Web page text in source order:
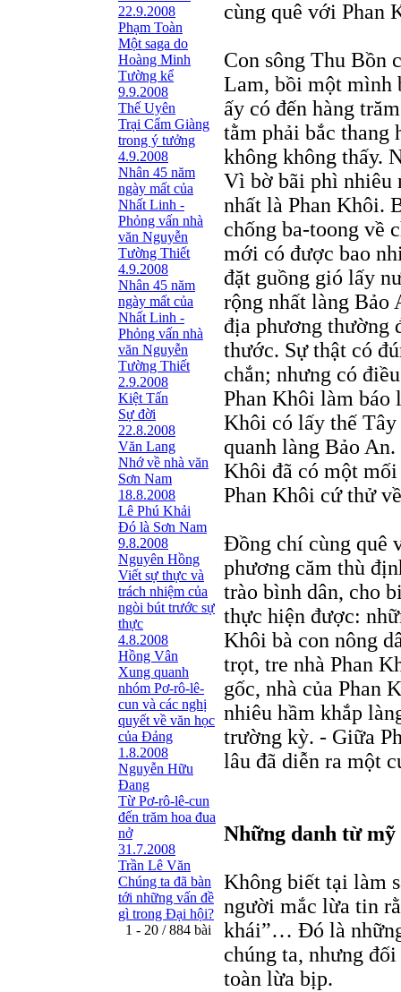
22.9.2008
Phạm Toàn
Một saga do
Hoàng Minh
Tường kể
9.9.2008
Thế Uyên
Trại Cẩm Giàng
trong ý tưởng
4.9.2008
Nhân 45 năm
ngày mất của
Nhất Linh -
Phỏng vấn nhà
văn Nguyễn
Tường Thiết
4.9.2008
Nhân 45 năm
ngày mất của
Nhất Linh -
Phỏng vấn nhà
văn Nguyễn
Tường Thiết
2.9.2008
Kiệt Tấn
Sự đời
22.8.2008
Văn Lang
Nhớ về nhà văn
Sơn Nam
18.8.2008
Lê Phú Khải
Đó là Sơn Nam
9.8.2008
Nguyên Hồng
Viết sự thực và
trách nhiệm của
ngòi bút trước sự
thực
4.8.2008
Hồng Vân
Xung quanh
nhóm Pơ-rô-lê-
cun và các nghị
quyết về văn học
của Đảng
1.8.2008
Nguyễn Hữu
Đang
Từ Pơ-rô-lê-cun
đến trăm hoa đua
nở
31.7.2008
Trần Lê Văn
Chúng ta đã bàn
tới những vấn đề
gì trong Đại hội?
1 - 20 / 884 bài
cùng quê với Phan
Con sông Thu Bồn
Lam, bồi một mình
ấy có đến hàng
tằm phải bắc thang
không không thấy.
Vì bờ bãi phì nhiêu
nhất là Phan Khôi.
chống ba-toong về
mới có được bao
đặt guồng gió lấy
rộng nhất làng Bảo
địa phương thường
thước. Sự thật có
chắn; nhưng có
Phan Khôi làm báo
Khôi có lấy thế Tây
quanh làng Bảo
Khôi đã có một
Phan Khôi cứ thử
Đồng chí cùng quê
phương căm thù
trào bình dân, cho
thực hiện được:
Khôi bà con nông
trọt, tre nhà Phan
gốc, nhà của Phan
nhiêu hầm khắp
trường kỳ. - Giữa
lâu đã diễn ra một
Những danh từ
Không biết tại làm
người mắc lừa tin
khái”… Đó là
chúng ta, nhưng
toàn lừa bịp.